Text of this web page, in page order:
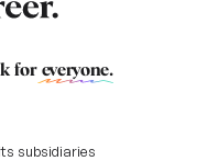
for everyone.
subsidiaries